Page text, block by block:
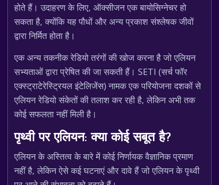
होते हैं। उदाहरण के लिए, ऑक्सीजन एक बायोसिग्नेचर हो
सकता है, क्योंकि यह पौधों और अन्य प्रकाश संश्लेषक जीवों
द्वारा निर्मित होता है।
एक अन्य तकनीक रेडियो तरंगों की खोज करना है जो एलियन
सभ्यताओं द्वारा प्रेषित की जा सकती हैं। SETI (सर्च फॉर
एक्स्ट्राटेरेस्ट्रियल इंटेलिजेंस) नामक एक परियोजना दशकों से
एलियन रेडियो संकेतों की तलाश कर रही है, लेकिन अभी तक
कोई सफलता नहीं मिली है।
पृथ्वी पर एलियन: क्या कोई सबूत है?
एलियन के अस्तित्व के बारे में कोई निर्णायक वैज्ञानिक प्रमाण
नहीं है, लेकिन ऐसे कई घटनाएं और दावे हैं जो एलियन के पृथ्वी